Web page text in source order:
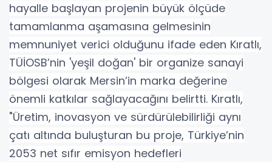
hayalle başlayan projenin büyük ölçüde
tamamlanma aşamasına gelmesinin
memnuniyet verici olduğunu ifade eden Kıratlı,
TÜİOSB’nin 'yeşil doğan' bir organize sanayi
bölgesi olarak Mersin’in marka değerine
önemli katkılar sağlayacağını belirtti. Kıratlı,
"Üretim, inovasyon ve sürdürülebilirliği aynı
çatı altında buluşturan bu proje, Türkiye’nin
2053 net sıfır emisyon hedefleri